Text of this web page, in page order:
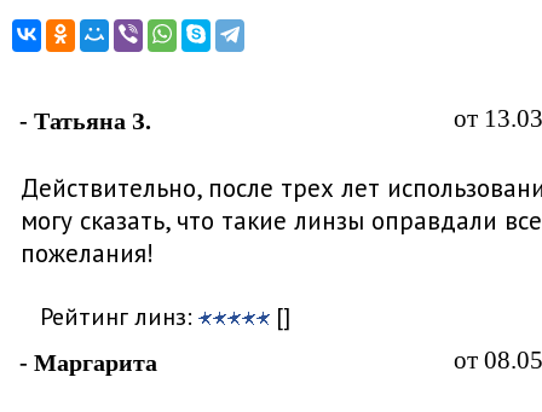
- Татьяна З. от
Действительно, после трех лет
могу сказать, что такие линзы оправдали
пожелания!
Рейтинг линз: []
- Маргарита от